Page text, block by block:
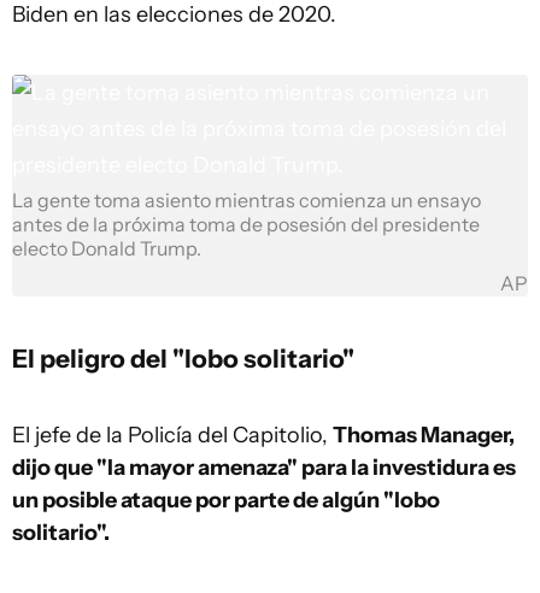
Biden en las elecciones de 2020.
La gente toma asiento mientras comienza un ensayo
antes de la próxima toma de posesión del presidente
electo Donald Trump.
AP
El peligro del "lobo solitario"
El jefe de la Policía del Capitolio, Thomas Manager,
dijo que "la mayor amenaza" para la investidura es
un posible ataque por parte de algún "lobo
solitario".